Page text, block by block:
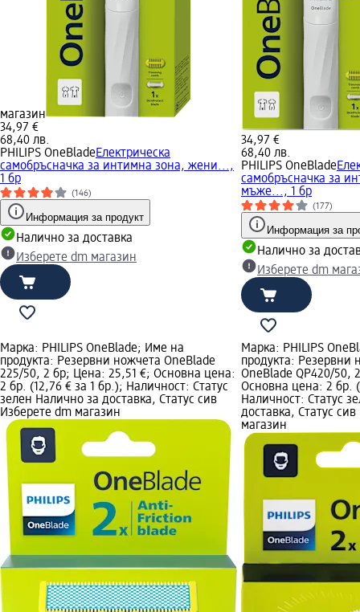
магазин
34,97 €
68,40 лв.
PHILIPS OneBladeЕлектрическa
самобръсначка за интимна зона, жени...,
1 бр
(146)
Информация за продукт
Налично за доставка
Изберете dm магазин
34,97 €
68,40 лв.
PHILIPS OneBlade
самобръсначка за
мъже..., 1 бр
(177)
Информация за
Налично за
Изберете dm
Марка: PHILIPS OneBlade; Име на
продукта: Резервни ножчета OneBlade
225/50, 2 бр; Цена: 25,51 €; Основна цена:
2 бр. (12,76 € за 1 бр.); Наличност: Статус
зелен Налично за доставка, Статус сив
Изберете dm магазин
Марка: PHILIPS
продукта: Резервни
OneBlade QP420/50,
Основна цена: 2 бр.
Наличност: Статус
доставка, Статус
магазин